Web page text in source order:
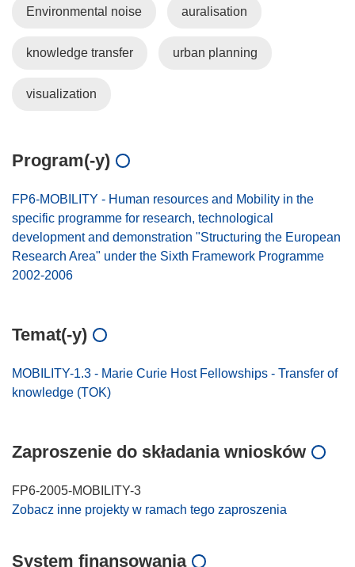
Environmental noise auralisation
knowledge transfer urban planning
visualization
Program(-y)
FP6-MOBILITY - Human resources and Mobility in the
specific programme for research, technological
development and demonstration "Structuring the European
Research Area" under the Sixth Framework Programme
2002-2006
Temat(-y)
MOBILITY-1.3 - Marie Curie Host Fellowships - Transfer of
knowledge (TOK)
Zaproszenie do składania wniosków
FP6-2005-MOBILITY-3
Zobacz inne projekty w ramach tego zaproszenia
System finansowania